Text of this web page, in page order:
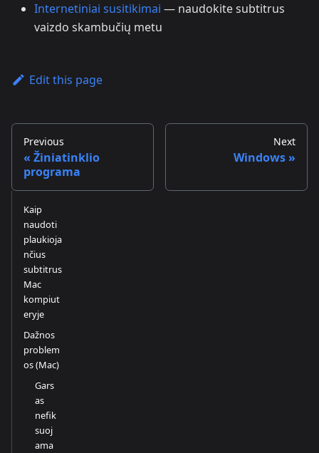
Internetiniai susitikimai — naudokite subtitrus
vaizdo skambučių metu
Edit this page
Previous
Žiniatinklio
programa
Next
Windows
Kaip
naudoti
plaukioja
nčius
subtitrus
Mac
kompiut
eryje
Dažnos
problem
os (Mac)
Gars
as
nefik
suoj
ama